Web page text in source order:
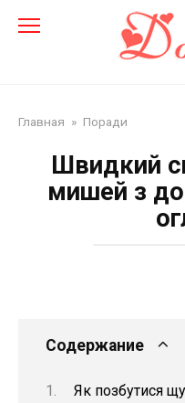
Главная » Поради
Швидкий
мишей з
Содержание
Як позбутися